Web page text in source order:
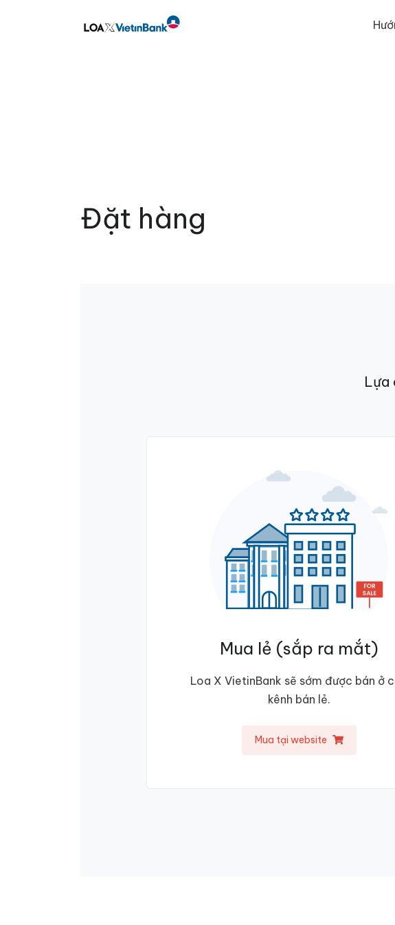
Đặt hàng
Lựa
Mua lẻ (sắp ra mắt)
Loa X VietinBank sẽ sớm được bán ở
kênh bán lẻ.
Mua tại website